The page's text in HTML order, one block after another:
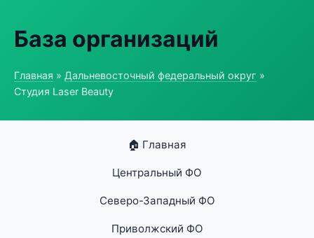
База организаций
Главная » Дальневосточный федеральный округ »
Студия Laser Beauty
🏠 Главная
Центральный ФО
Северо-Западный ФО
Приволжский ФО